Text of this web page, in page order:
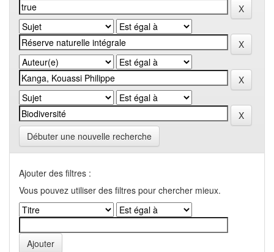
Débuter une nouvelle recherche
Ajouter des filtres :
Vous pouvez utiliser des filtres pour chercher mieux.